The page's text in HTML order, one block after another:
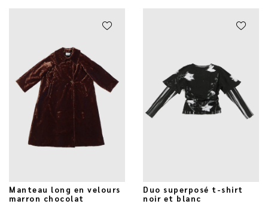
Manteau long en velours
marron chocolat
Duo superposé t-shirt
noir et blanc